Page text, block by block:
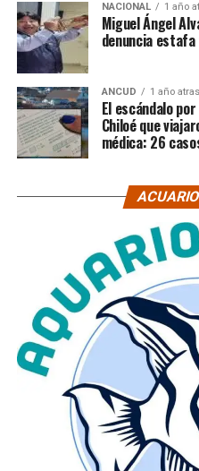
NACIONAL 1 año
Miguel Ángel
denuncia
ANCUD 1 año atras
El escándalo
Chiloé que
médica: 26